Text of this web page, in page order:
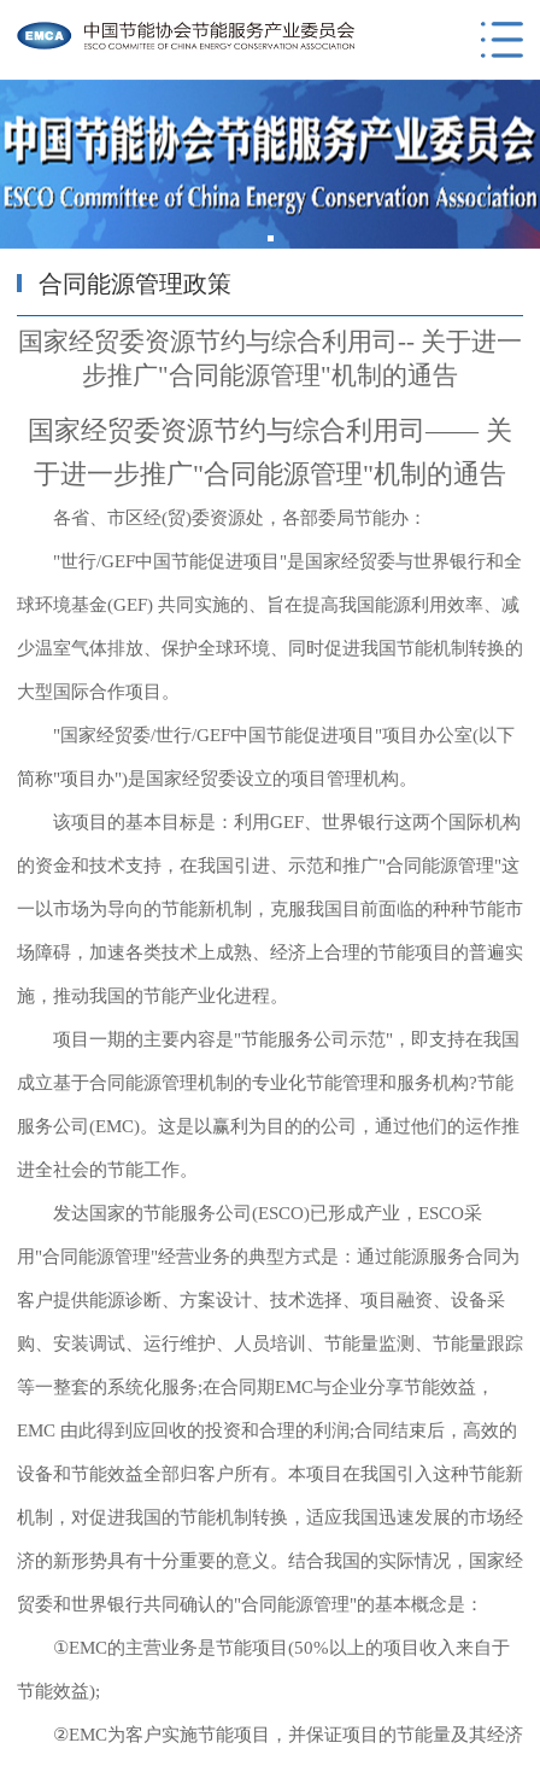
合同能源管理政策
国家经贸委资源节约与综合利用司-- 关于进一
步推广"合同能源管理"机制的通告
国家经贸委资源节约与综合利用司—— 关
于进一步推广"合同能源管理"机制的通告
各省、市区经(贸)委资源处，各部委局节能办：
"世行/GEF中国节能促进项目"是国家经贸委与世界银行和全
球环境基金(GEF) 共同实施的、旨在提高我国能源利用效率、减
少温室气体排放、保护全球环境、同时促进我国节能机制转换的
大型国际合作项目。
"国家经贸委/世行/GEF中国节能促进项目"项目办公室(以下
简称"项目办")是国家经贸委设立的项目管理机构。
该项目的基本目标是：利用GEF、世界银行这两个国际机构
的资金和技术支持，在我国引进、示范和推广"合同能源管理"这
一以市场为导向的节能新机制，克服我国目前面临的种种节能市
场障碍，加速各类技术上成熟、经济上合理的节能项目的普遍实
施，推动我国的节能产业化进程。
项目一期的主要内容是"节能服务公司示范"，即支持在我国
成立基于合同能源管理机制的专业化节能管理和服务机构?节能
服务公司(EMC)。这是以赢利为目的的公司，通过他们的运作推
进全社会的节能工作。
发达国家的节能服务公司(ESCO)已形成产业，ESCO采
用"合同能源管理"经营业务的典型方式是：通过能源服务合同为
客户提供能源诊断、方案设计、技术选择、项目融资、设备采
购、安装调试、运行维护、人员培训、节能量监测、节能量跟踪
等一整套的系统化服务;在合同期EMC与企业分享节能效益，
EMC 由此得到应回收的投资和合理的利润;合同结束后，高效的
设备和节能效益全部归客户所有。本项目在我国引入这种节能新
机制，对促进我国的节能机制转换，适应我国迅速发展的市场经
济的新形势具有十分重要的意义。结合我国的实际情况，国家经
贸委和世界银行共同确认的"合同能源管理"的基本概念是：
①EMC的主营业务是节能项目(50%以上的项目收入来自于
节能效益);
②EMC为客户实施节能项目，并保证项目的节能量及其经济